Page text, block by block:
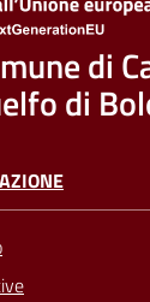
di
di